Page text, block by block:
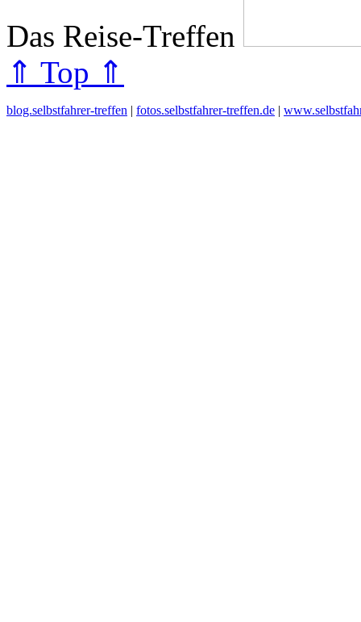
Das Reise-Treffen
⇑ Top ⇑
blog.selbstfahrer-treffen | fotos.selbstfahrer-treffen.de |